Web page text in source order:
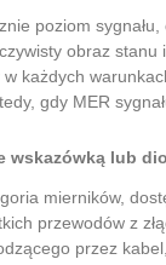
poziom
obraz
każdych
gdy MER
wskazówką lub
mierników,
przewodów z
przez